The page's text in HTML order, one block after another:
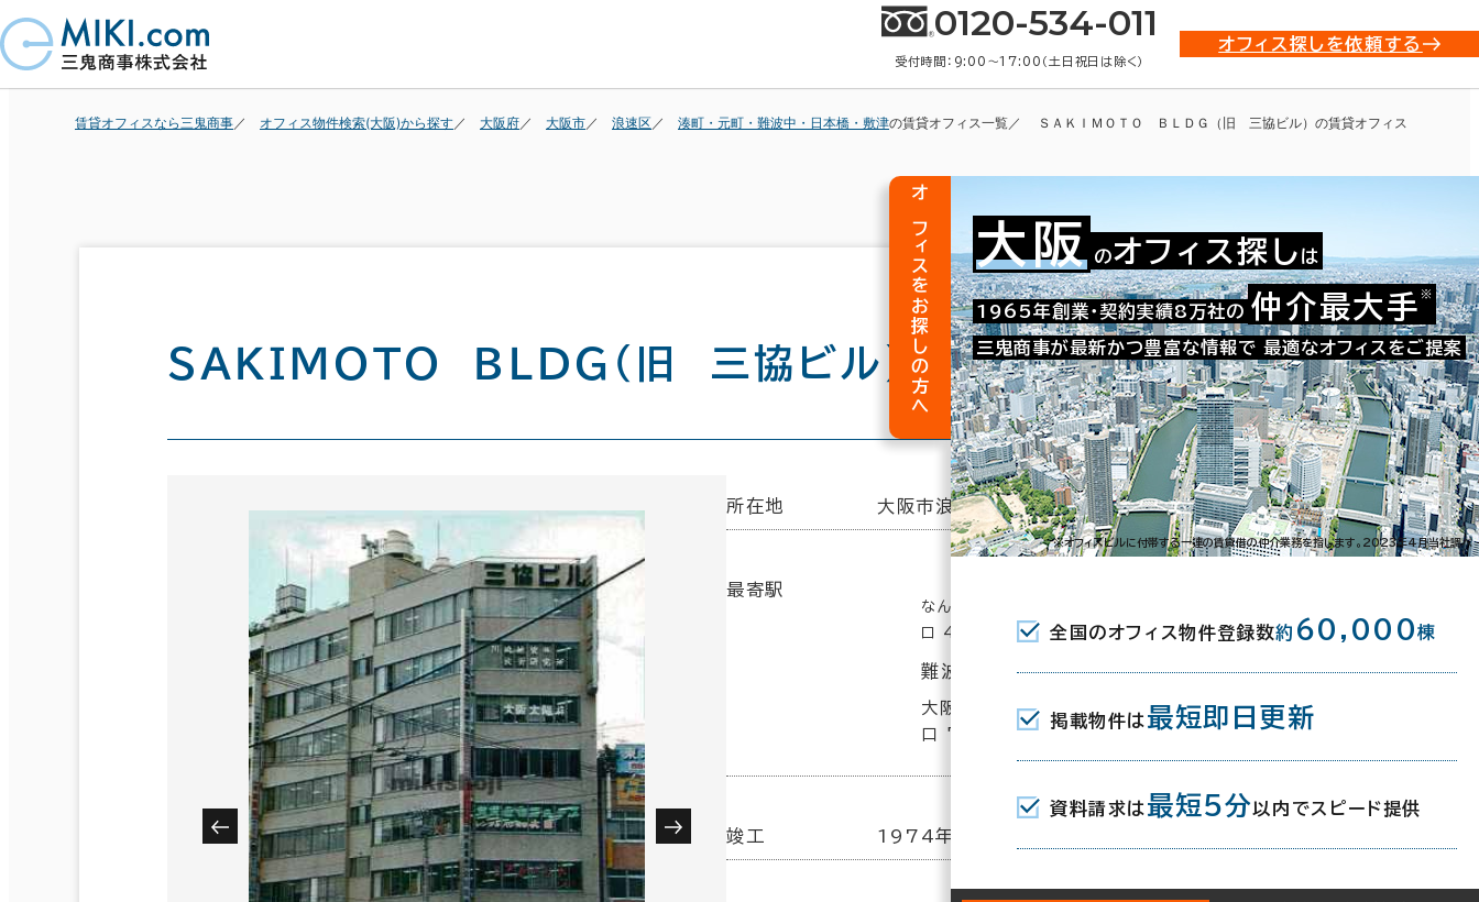
0120-534-011
受付時間：9:00〜17:00（土日祝日は除く）
オフィス探しを依頼する
賃貸オフィスなら三鬼商事 オフィス物件検索(大阪)から探す 大阪府 大阪市 浪速区 湊町・元町・難波中・日本橋・敷津の賃貸オフィス一覧 ＳＡＫＩＭＯＴＯ ＢＬＤＧ（旧 三協ビル）の賃貸オフィス
ＳＡＫＩＭＯＴＯ ＢＬＤＧ（旧 三協ビル） の建物情報
お問い合わせ番号：009-01255
所在地 大阪市浪速区元町1-11-8
最寄駅
なんば駅(地下鉄御堂筋線･四つ橋線･千日前線) 6番
口 4分
難波駅(南海高野線･本線) 3F北口 6分
大阪難波駅(近鉄難波線/阪神なんば線) 12番
口 7分
竣工 1974年 6月
オフィスをお探しの方へ 大阪 のオフィス探し は
1965年創業・契約実績8万社の 仲介最大手 ※
三鬼商事が最新かつ豊富な情報で 最適なオフィスをご提案
※オフィスビルに付帯する一連の賃貸借の仲介業務を指します。2023年4月当社調べ
全国のオフィス物件登録数約 60,000棟
掲載物件は 最短即日更新
資料請求は 最短5分 以内でスピード提供